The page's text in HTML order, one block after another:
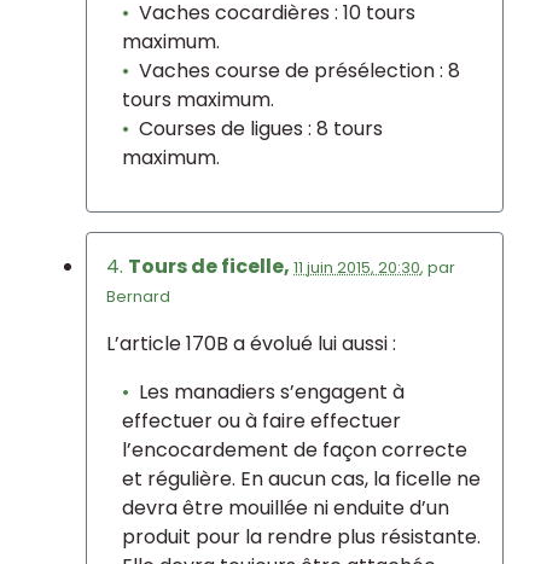
Vaches cocardières : 10 tours
maximum.
Vaches course de présélection : 8
tours maximum.
Courses de ligues : 8 tours
maximum.
4. Tours de ficelle, 11 juin 2015, 20:30, par
Bernard
L’article 170B a évolué lui aussi :
Les manadiers s’engagent à
effectuer ou à faire effectuer
l’encocardement de façon correcte
et régulière. En aucun cas, la ficelle ne
devra être mouillée ni enduite d’un
produit pour la rendre plus résistante.